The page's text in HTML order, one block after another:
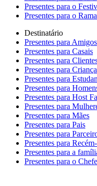
Presentes para o
Presentes para o
Destinatário
Presentes para Amigos
Presentes para Casais
Presentes para
Presentes para
Presentes para
Presentes para
Presentes para Host
Presentes para
Presentes para Mães
Presentes para Pais
Presentes para
Presentes para
Presentes para a
Presentes para o Chefe